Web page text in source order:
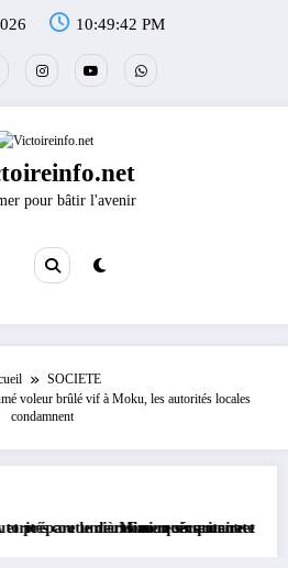
10:49:42 PM
pour bâtir l'avenir
SOCIETE
voleur brûlé vif à Moku, les autorités locales
condamnent
quinquennat
au recensement et à
Mission sécuritaire et sanitaire : le